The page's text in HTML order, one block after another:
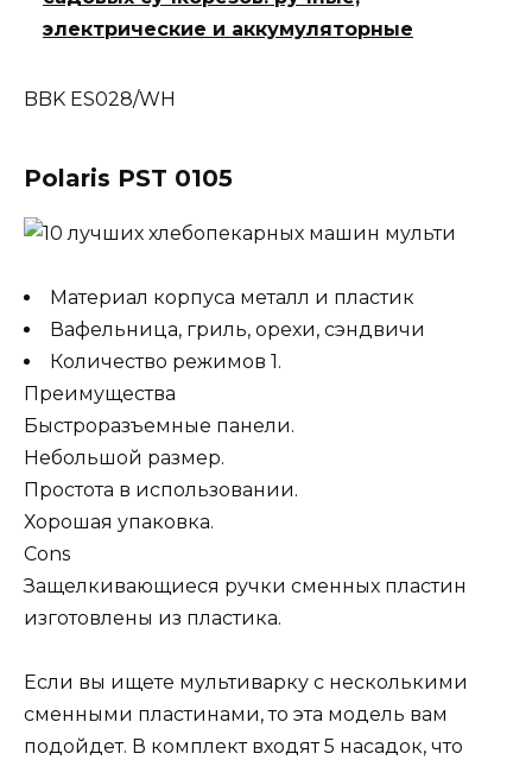
электрические и аккумуляторные
BBK ES028/WH
Polaris PST 0105
Материал корпуса металл и пластик
Вафельница, гриль, орехи, сэндвичи
Количество режимов 1.
Преимущества
Быстроразъемные панели.
Небольшой размер.
Простота в использовании.
Хорошая упаковка.
Cons
Защелкивающиеся ручки сменных пластин
изготовлены из пластика.
Если вы ищете мультиварку с несколькими
сменными пластинами, то эта модель вам
подойдет. В комплект входят 5 насадок, что